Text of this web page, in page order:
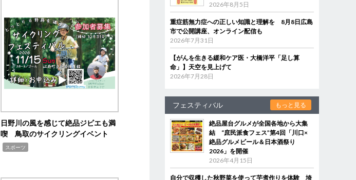
日野川の風を感じて絶品ジビエも満
喫 鳥取のサイクリングイベント
スポーツ
2026年8月5日
重症筋無力症への正しい知識と理解を 8月8日広島
市で公開講座、オンライン配信も
2026年7月31日
【がんを生きる緩和ケア医・大橋洋平「足し算
命」】天空を見上げて
2026年7月28日
フェスティバル もっと見る
絶品屋台グルメが全国各地から大集
結 “庶民派食フェス”第4回「川口×
絶品グルメビール＆日本酒祭り
2026」を開催
2026年4月15日
自分で収穫した秋野菜を使って芋煮作りを体験 埼